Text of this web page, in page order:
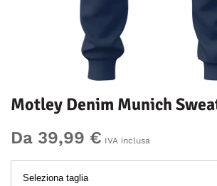
Motley Denim Munich
Da 39,99 € IVA inclusa